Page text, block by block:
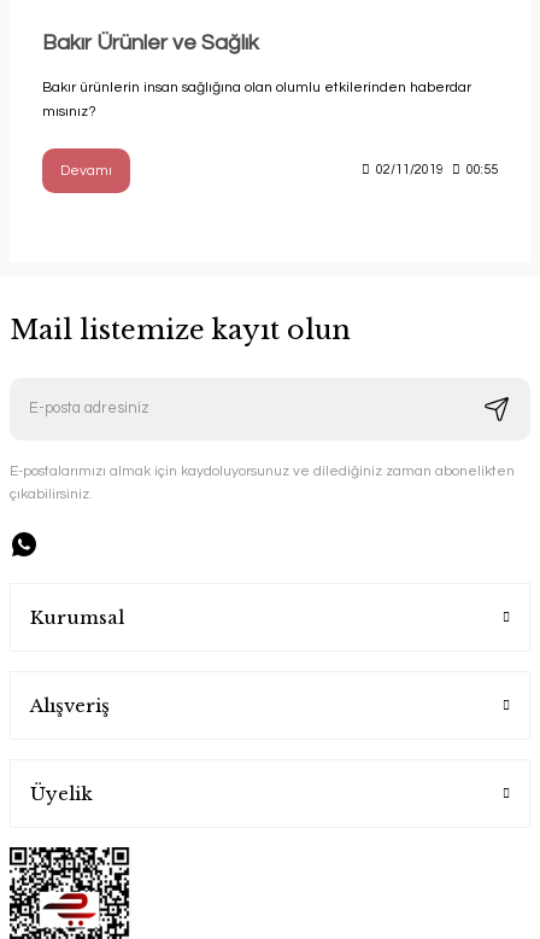
Bakır Ürünler ve Sağlık
Bakır ürünlerin insan sağlığına olan olumlu etkilerinden haberdar
mısınız?
Devamı 02/11/2019 00:55
Mail listemize kayıt olun
E-postalarımızı almak için kaydoluyorsunuz ve dilediğiniz zaman abonelikten
çıkabilirsiniz.
Kurumsal
Alışveriş
Üyelik